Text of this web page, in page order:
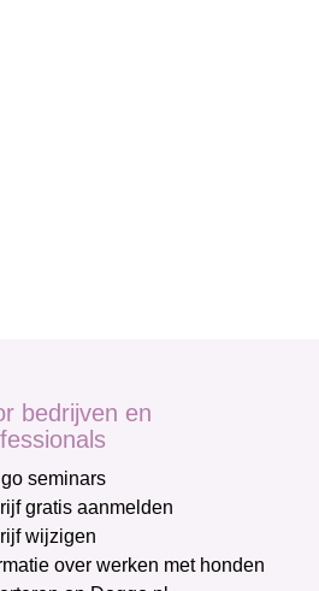
bedrijven en
seminars
gratis aanmelden
wijzigen
over werken met honden